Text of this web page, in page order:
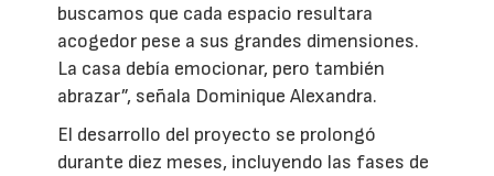
buscamos que cada espacio resultara
acogedor pese a sus grandes dimensiones.
La casa debía emocionar, pero también
abrazar”, señala Dominique Alexandra.
El desarrollo del proyecto se prolongó
durante diez meses, incluyendo las fases de